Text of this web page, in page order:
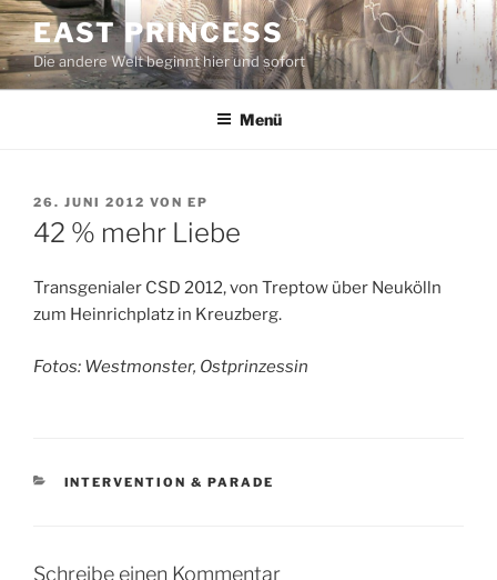
Zum
Inhalt
springen
EAST PRINCESS
Die andere Welt beginnt hier und sofort
Menü
VERÖFFENTLICHT
AM
26. JUNI 2012 VON EP
42 % mehr Liebe
Transgenialer CSD 2012, von Treptow über Neukölln
zum Heinrichplatz in Kreuzberg.
Fotos: Westmonster, Ostprinzessin
KATEGORIEN
INTERVENTION & PARADE
Schreibe einen Kommentar